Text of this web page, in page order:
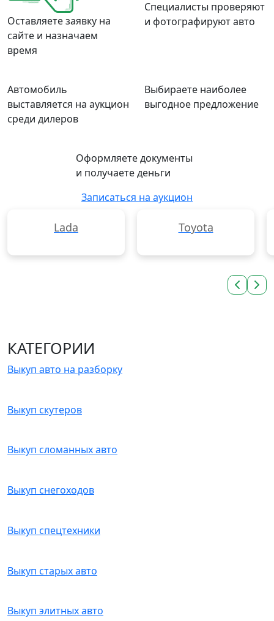
Оставляете заявку на
сайте и назначаем
время
Специалисты проверяют
и фотографируют авто
Автомобиль
выставляется на аукцион
среди дилеров
Выбираете наиболее
выгодное предложение
Оформляете документы
и получаете деньги
Записаться на аукцион
Lada Toyota
КАТЕГОРИИ
Выкуп авто на разборку
Выкуп скутеров
Выкуп сломанных авто
Выкуп снегоходов
Выкуп спецтехники
Выкуп старых авто
Выкуп элитных авто